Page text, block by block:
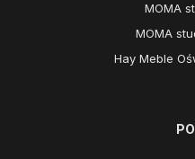
MOMA
MOMA
Hay Meble